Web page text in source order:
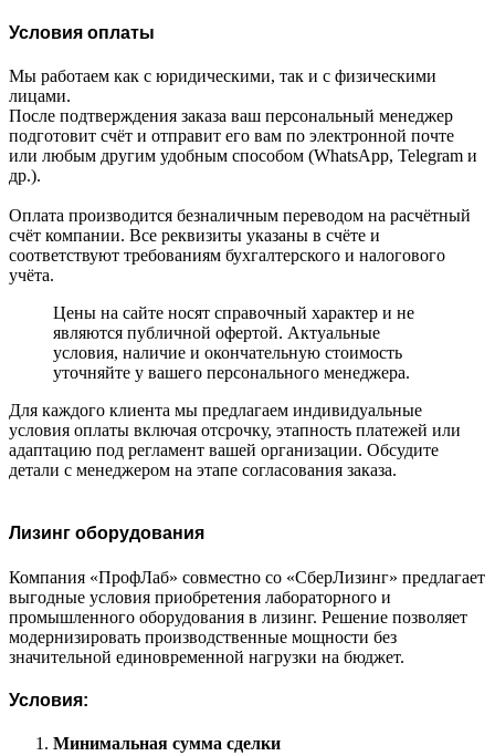
Условия оплаты
Мы работаем как с юридическими, так и с физическими
лицами.
После подтверждения заказа ваш персональный менеджер
подготовит счёт и отправит его вам по электронной почте
или любым другим удобным способом (WhatsApp, Telegram и
др.).
Оплата производится безналичным переводом на расчётный
счёт компании. Все реквизиты указаны в счёте и
соответствуют требованиям бухгалтерского и налогового
учёта.
Цены на сайте носят справочный характер и не
являются публичной офертой. Актуальные
условия, наличие и окончательную стоимость
уточняйте у вашего персонального менеджера.
Для каждого клиента мы предлагаем индивидуальные
условия оплаты включая отсрочку, этапность платежей или
адаптацию под регламент вашей организации. Обсудите
детали с менеджером на этапе согласования заказа.
Лизинг оборудования
Компания «ПрофЛаб» совместно со «СберЛизинг» предлагает
выгодные условия приобретения лабораторного и
промышленного оборудования в лизинг. Решение позволяет
модернизировать производственные мощности без
значительной единовременной нагрузки на бюджет.
Условия:
Минимальная сумма сделки